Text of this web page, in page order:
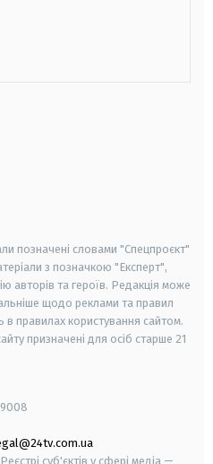
позначені словами "Спецпроєкт"
з позначкою "Експерт",
авторів та героїв. Редакція може
щодо реклами та правил
правилах користування сайтом.
призначені для осіб старше 21
суб'єктів у сфері медіа —